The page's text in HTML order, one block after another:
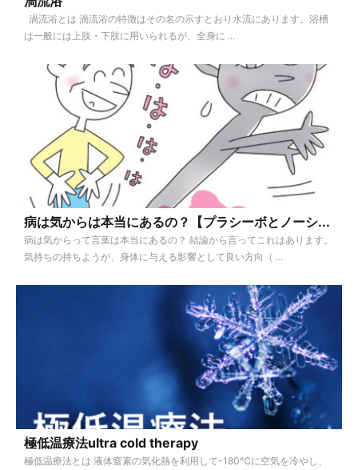
渦流浴とは 渦流浴の特徴はその名の示すとおり水流にあります。浴槽
は一般には上肢・下肢に用いられるが、全身に ...
病は気からは本当にあるの？【プラシーボとノーシ...
病は気からって言葉は本当にあるの？ 結論から言ってこれはあります。
気持ちの持ちようが、身体に与える影響として良い方向（ ...
極低温療法ultra cold therapy
極低温療法とは 液体窒素の気化熱を利用して-180℃に空気を冷やし、